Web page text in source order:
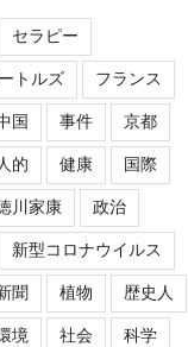
セラピー
トルズ フランス
国 事件 京都
的 健康 国際
川家康 政治
新型コロナウイルス
聞 植物 歴史人
境 社会 科学